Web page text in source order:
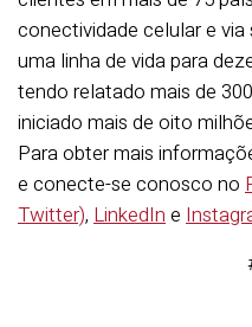
conectividade celular e
uma linha de vida para
tendo relatado mais de
iniciado mais de oito
Para obter mais
e conecte-se conosco no
Twitter), LinkedIne